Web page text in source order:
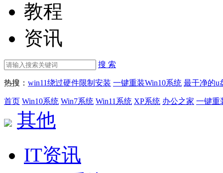
教程
资讯
搜 索
热搜： win11绕过硬件限制安装 一键重装Win10系统 最干净的u
首页 Win10系统 Win7系统 Win11系统 XP系统 办公之家 一键重
其他
IT资讯